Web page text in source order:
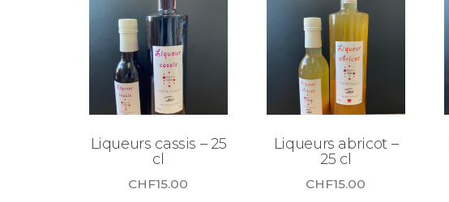
Liqueurs cassis – 25
cl
CHF15.00
Liqueurs abricot –
25 cl
CHF15.00